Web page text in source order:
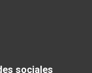
sociales